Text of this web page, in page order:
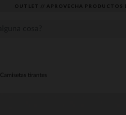
OUTLET // APROVECHA PRODUCTOS
Camisetas tirantes